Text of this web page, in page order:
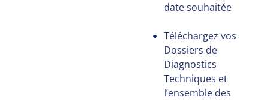
date souhaitée
Téléchargez vos
Dossiers de
Diagnostics
Techniques et
l’ensemble des